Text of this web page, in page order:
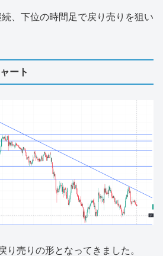
、下位の時間足で戻り売りを狙い
ート
り売りの形となってきました。